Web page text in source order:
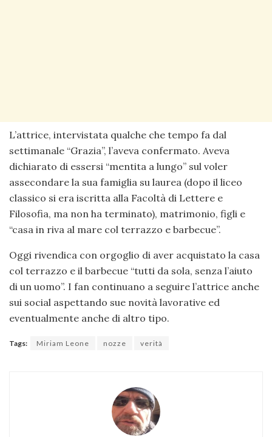
L’attrice, intervistata qualche che tempo fa dal
settimanale “Grazia”, l’aveva confermato. Aveva
dichiarato di essersi “mentita a lungo” sul voler
assecondare la sua famiglia su laurea (dopo il liceo
classico si era iscritta alla Facoltà di Lettere e
Filosofia, ma non ha terminato), matrimonio, figli e
“casa in riva al mare col terrazzo e barbecue”.
Oggi rivendica con orgoglio di aver acquistato la casa
col terrazzo e il barbecue “tutti da sola, senza l’aiuto
di un uomo”. I fan continuano a seguire l’attrice anche
sui social aspettando sue novità lavorative ed
eventualmente anche di altro tipo.
Tags: Miriam Leone nozze verità